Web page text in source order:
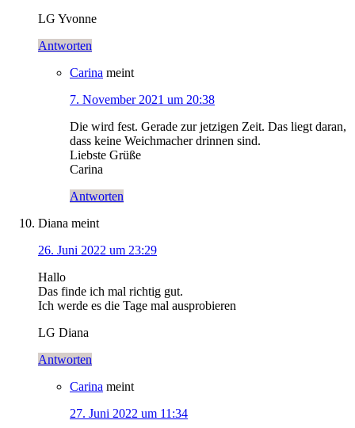
LG Yvonne
Antworten
Carina meint
7. November 2021 um 20:38
Die wird fest. Gerade zur jetzigen Zeit. Das liegt daran,
dass keine Weichmacher drinnen sind.
Liebste Grüße
Carina
Antworten
Diana meint
26. Juni 2022 um 23:29
Hallo
Das finde ich mal richtig gut.
Ich werde es die Tage mal ausprobieren
LG Diana
Antworten
Carina meint
27. Juni 2022 um 11:34